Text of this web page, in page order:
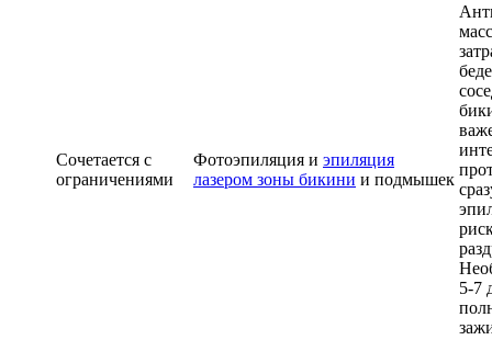
Сочетается с
ограничениями
Фотоэпиляция и эпиляция
лазером зоны бикини и подмышек
5-7